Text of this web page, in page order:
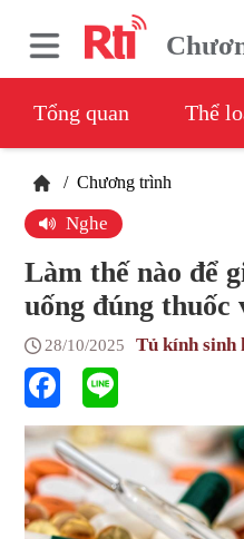
Tổng quan Thể
/ Chương trình
Nghe
Làm thế nào để
uống đúng thuốc
28/10/2025 Tủ kính sinh